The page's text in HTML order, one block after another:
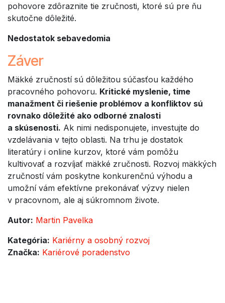
pohovore zdôraznite tie zručnosti, ktoré sú pre ňu
skutočne dôležité.
Nedostatok sebavedomia
Záver
Mäkké zručností sú dôležitou súčasťou každého
pracovného pohovoru. Kritické myslenie, time
manažment či riešenie problémov a konfliktov sú
rovnako dôležité ako odborné znalosti
a skúsenosti. Ak nimi nedisponujete, investujte do
vzdelávania v tejto oblasti. Na trhu je dostatok
literatúry i online kurzov, ktoré vám pomôžu
kultivovať a rozvíjať mäkké zručnosti. Rozvoj mäkkých
zručností vám poskytne konkurenčnú výhodu a
umožní vám efektívne prekonávať výzvy nielen
v pracovnom, ale aj súkromnom živote.
Autor: Martin Pavelka
Kategória: Kariérny a osobný rozvoj
Značka: Kariérové poradenstvo